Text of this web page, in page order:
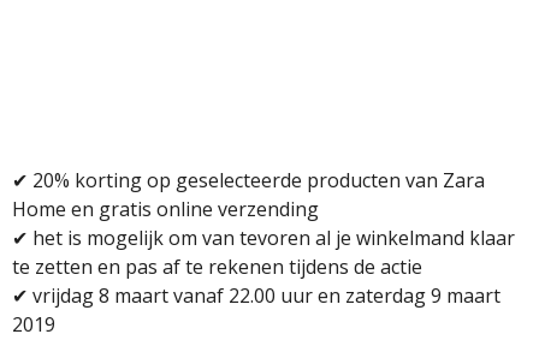
✔ 20% korting op geselecteerde producten van Zara
Home en gratis online verzending
✔ het is mogelijk om van tevoren al je winkelmand klaar
te zetten en pas af te rekenen tijdens de actie
✔ vrijdag 8 maart vanaf 22.00 uur en zaterdag 9 maart
2019